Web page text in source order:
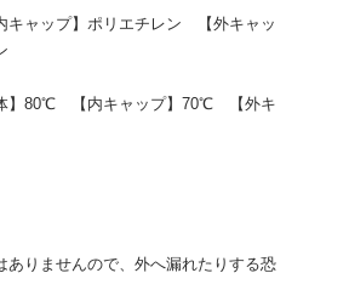
キャップ】ポリエチレン 【外キャッ
】80℃ 【内キャップ】70℃ 【外キ
りませんので、外へ漏れたりする恐